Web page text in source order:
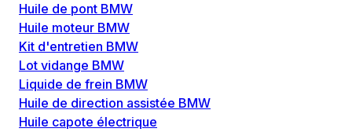
Huile de pont BMW
Huile moteur BMW
Kit d'entretien BMW
Lot vidange BMW
Liquide de frein BMW
Huile de direction assistée BMW
Huile capote électrique